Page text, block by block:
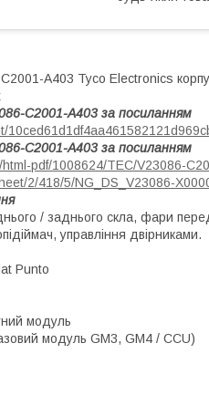
A403 Tyco Electronics
C2001-A403 за посиланням
C2001-A403 за посиланням
pdf/1008624/TEC/V23086-
2/418/5/NG_DS_V23086-
/ заднього скла, фари
управління двірниками.
Punto
модуль
модуль GM3, GM4 / CCU)